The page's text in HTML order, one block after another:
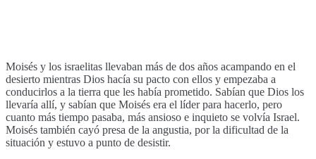
Moisés y los israelitas llevaban más de dos años acampando en el
desierto mientras Dios hacía su pacto con ellos y empezaba a
conducirlos a la tierra que les había prometido. Sabían que Dios los
llevaría allí, y sabían que Moisés era el líder para hacerlo, pero
cuanto más tiempo pasaba, más ansioso e inquieto se volvía Israel.
Moisés también cayó presa de la angustia, por la dificultad de la
situación y estuvo a punto de desistir.